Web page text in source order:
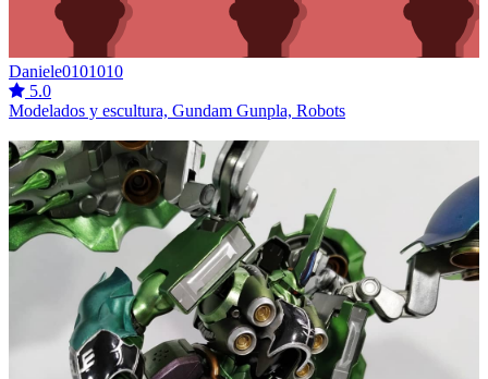
Daniele0101010
5.0
Modelados y escultura, Gundam Gunpla, Robots